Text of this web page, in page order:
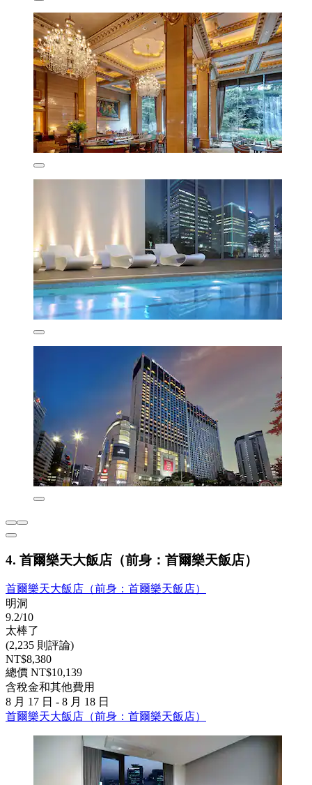
4. 首爾樂天大飯店（前身：首爾樂天飯店）
首爾樂天大飯店（前身：首爾樂天飯店）
明洞
9.2/10
太棒了
(2,235 則評論)
NT$8,380
總價 NT$10,139
含稅金和其他費用
8 月 17 日 - 8 月 18 日
首爾樂天大飯店（前身：首爾樂天飯店）